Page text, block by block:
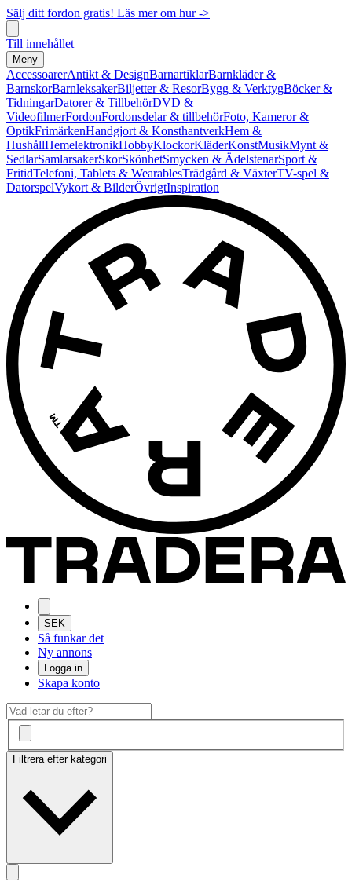
Sälj ditt fordon gratis! Läs mer om hur ->
Till innehållet
Meny
AccessoarerAntikt & DesignBarnartiklarBarnkläder &
BarnskorBarnleksakerBiljetter & ResorBygg & VerktygBöcker &
TidningarDatorer & TillbehörDVD &
VideofilmerFordonFordonsdelar & tillbehörFoto, Kameror &
OptikFrimärkenHandgjort & KonsthantverkHem &
HushållHemelektronikHobbyKlockorKläderKonstMusikMynt &
SedlarSamlarsakerSkorSkönhetSmycken & ÄdelstenarSport &
FritidTelefoni, Tablets & WearablesTrädgård & VäxterTV-spel &
DatorspelVykort & BilderÖvrigtInspiration
SEK
Så funkar det
Ny annons
Logga in
Skapa konto
Filtrera efter kategori